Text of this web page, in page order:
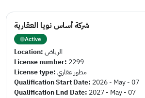
شركة أساس نويا العقارية
Active
Location:الرياض
License number: 2299
License type:مطور عقاري
Qualification Start Date: 2026 - May - 07
Qualification End Date: 2027 - May - 07